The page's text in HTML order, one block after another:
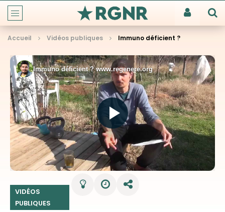
Accueil Vidéos publiques Immuno déficient ?
VIDÉOS
PUBLIQUES